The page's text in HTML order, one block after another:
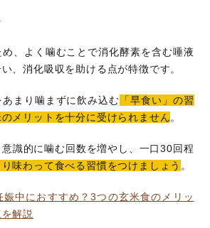
、よく噛むことで消化酵素を含む唾液
、消化吸収を助ける点が特徴です。
まり噛まずに飲み込む 「早食い」の習
メリットを十分に受けられません。
識的に噛む回数を増やし、一口30回程
味わって食べる習慣をつけましょう 。
娠中におすすめ？3つの玄米食のメリッ
解説